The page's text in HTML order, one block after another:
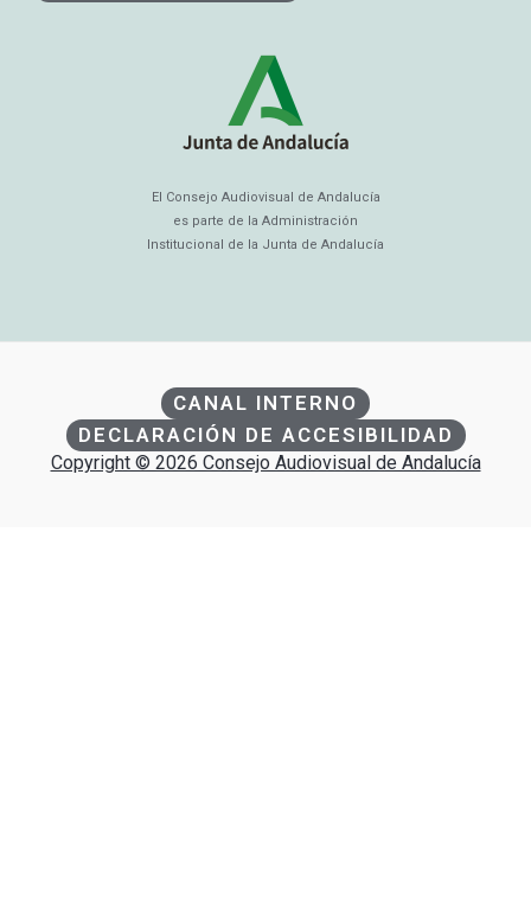
El Consejo Audiovisual de Andalucía
es parte de la Administración
Institucional de la Junta de Andalucía
CANAL INTERNO
DECLARACIÓN DE ACCESIBILIDAD
Copyright © 2026 Consejo Audiovisual de Andalucía